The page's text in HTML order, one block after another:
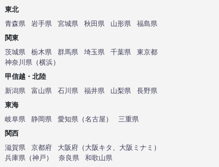
東北
青森県
岩手県 宮城県 秋田県 山形県
福島県
関東
茨城県
栃木県 群馬県 埼玉県 千葉県
東京都
神奈川県 （横浜）
甲信越・北陸
新潟県
富山県 石川県 福井県 山梨県
長野県
東海
岐阜県
静岡県 愛知県 （名古屋）
三重県
関西
滋賀県
京都府 大阪府 （大阪キタ 大阪ミナミ ）
兵庫県 （神戸） 奈良県
和歌山県